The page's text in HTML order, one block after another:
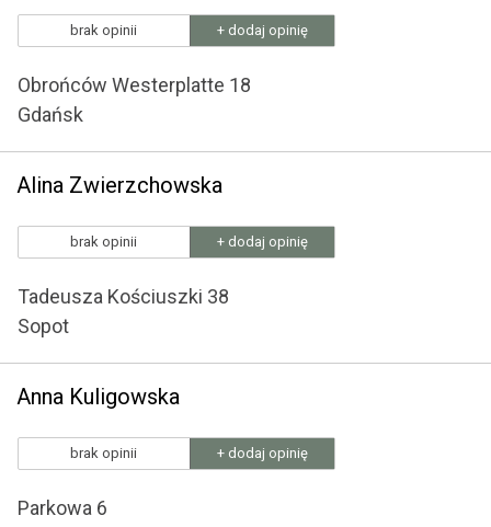
brak opinii + dodaj opinię
Obrońców Westerplatte 18
Gdańsk
Alina Zwierzchowska
brak opinii + dodaj opinię
Tadeusza Kościuszki 38
Sopot
Anna Kuligowska
brak opinii + dodaj opinię
Parkowa 6